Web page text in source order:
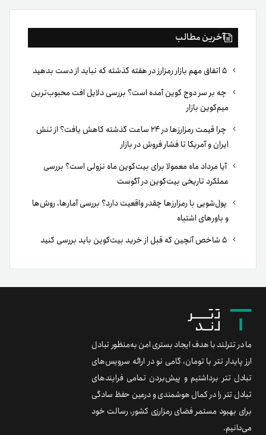
آخرین مطالب
چه بر سر دوج کوین آمده است؟ بررسی دلایل افت محبوب‌ترین
میم‌کوین بازار
چرا قیمت رمزارزها در ۲۴ ساعت گذشته کاهش یافت؟ از تنش
ایران و آمریکا تا فشار فروش در بازار
آیا مرداد ماه معمولا برای بیت‌کوین ماه نزولی است؟ بررسی
عملکرد تاریخی بیت‌کوین در آگوست
پول‌شویی با رمزارزها چقدر واقعیت دارد؟ بررسی آمارها، روش‌ها
و باورهای اشتباه
ما در تترلند با هدف ایجاد بستری امن به‌منظور تبادل
ارز پایدار تتر با تومان، گامی نو در ارائه سرویس‌های
تبادل تتر برداشتیم و پیش‌بردن تمامی فرایندهای
تبادل تتر را در کمال هوشمندی و درعین حفظ سادگی
برای بهبود مستمر فضای رمزارزی کشور، رسالت خود
می‌دانیم.